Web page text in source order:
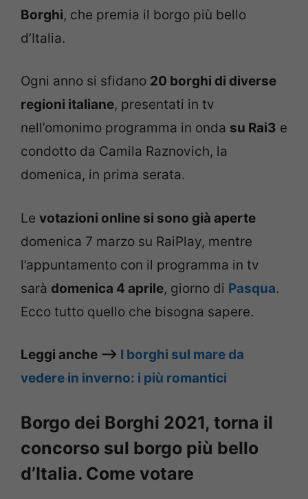
Borghi, che premia il borgo più bello
d’Italia.
Ogni anno si sfidano 20 borghi di diverse
regioni italiane, presentati in tv
nell’omonimo programma in onda su Rai3 e
condotto da Camila Raznovich, la
domenica, in prima serata.
Le votazioni online si sono già aperte
domenica 7 marzo su RaiPlay, mentre
l’appuntamento con il programma in tv
sarà domenica 4 aprile, giorno di Pasqua.
Ecco tutto quello che bisogna sapere.
Leggi anche –> I borghi sul mare da
vedere in inverno: i più romantici
Borgo dei Borghi 2021, torna il
concorso sul borgo più bello
d’Italia. Come votare